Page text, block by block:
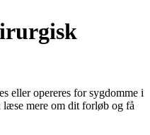
eller opereres for sygdomme i
mere om dit forløb og få